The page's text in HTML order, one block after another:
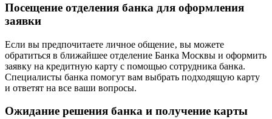
Посещение отделения банка для оформления
заявки
Если вы предпочитаете личное общение‚ вы можете
обратиться в ближайшее отделение Банка Москвы и оформить
заявку на кредитную карту с помощью сотрудника банка.
Специалисты банка помогут вам выбрать подходящую карту
и ответят на все ваши вопросы.
Ожидание решения банка и получение карты